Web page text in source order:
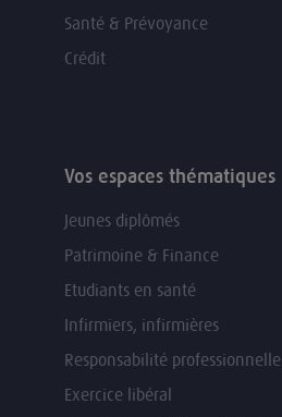
Santé & Prévoyance
Crédit
Vos espaces thématiques
Jeunes diplômés
Patrimoine & Finance
Etudiants en santé
Infirmiers, infirmières
Responsabilité professionnelle
Exercice libéral